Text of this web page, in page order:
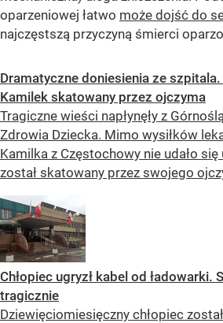
oparzeniowej łatwo może dojść do
najczęstszą przyczyną śmierci
Dramatyczne doniesienia ze
Kamilek skatowany przez ojczyma
Tragiczne wieści napłynęły z
Zdrowia Dziecka. Mimo wysiłków
Kamilka z Częstochowy nie udało
został skatowany przez swojego
Chłopiec ugryzł kabel od ładowarki.
tragicznie
Dziewięciomiesięczny chłopiec